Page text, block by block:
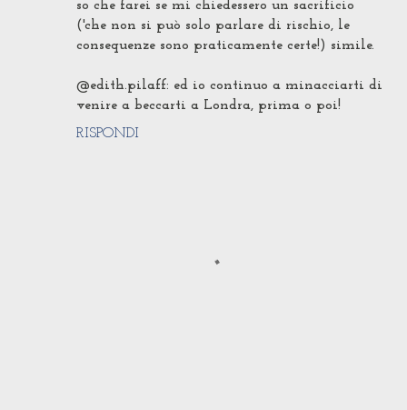
so che farei se mi chiedessero un sacrificio
('che non si può solo parlare di rischio, le
consequenze sono praticamente certe!) simile.
@edith.pilaff: ed io continuo a minacciarti di
venire a beccarti a Londra, prima o poi!
RISPONDI